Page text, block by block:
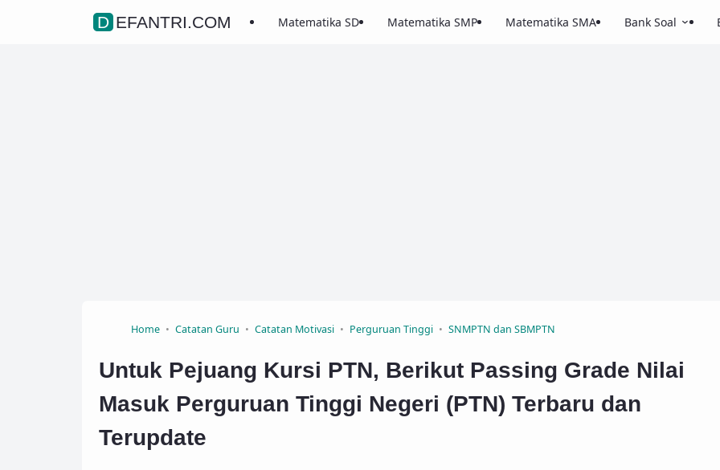
DEFANTRI.COM Matematika SD Matematika SMP Matematika SMA Bank Soal
Home Catatan Guru Catatan Motivasi Perguruan Tinggi SNMPTN dan SBMPTN
Untuk Pejuang Kursi PTN, Berikut Passing Grade Nilai
Masuk Perguruan Tinggi Negeri (PTN) Terbaru dan
Terupdate